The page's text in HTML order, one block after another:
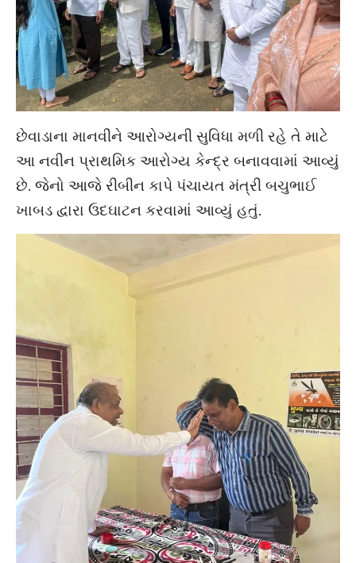
છેવાડાના માનવીને આરોગ્યની સુવિધા મળી રહે તે માટે
આ નવીન પ્રાથમિક આરોગ્ય કેન્દ્ર બનાવવામાં આવ્યું
છે. જેનો આજે રીબીન કાપે પંચાયત મંત્રી બચુભાઈ
ખાબડ દ્વારા ઉદઘાટન કરવામાં આવ્યું હતું.